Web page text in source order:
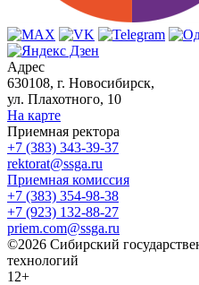
Адрес
630108, г. Новосибирск,
ул. Плахотного, 10
На карте
Приемная ректора
+7 (383) 343-39-37
rektorat@ssga.ru
Приемная комиссия
+7 (383) 354-98-38
+7 (923) 132-88-27
priem.com@ssga.ru
©2026 Сибирский
технологий
12+